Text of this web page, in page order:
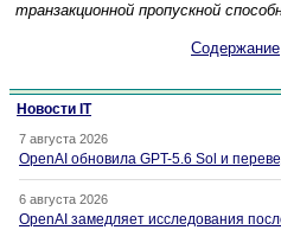
транзакционной пропускной
Содержание
Новости IT
7 августа 2026
OpenAI обновила GPT-5.6 Sol и
6 августа 2026
OpenAI замедляет исследования